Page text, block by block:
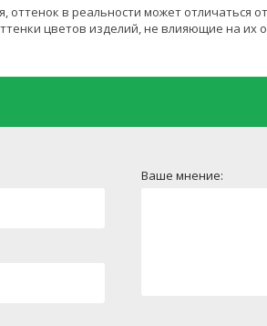
в реальности может отличаться
цветов изделий, не влияющие на их
Ваше мнение: